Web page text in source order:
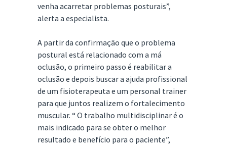
venha acarretar problemas posturais”,
alerta a especialista.
A partir da confirmação que o problema
postural está relacionado com a má
oclusão, o primeiro passo é reabilitar a
oclusão e depois buscar a ajuda profissional
de um fisioterapeuta e um personal trainer
para que juntos realizem o fortalecimento
muscular. “ O trabalho multidisciplinar é o
mais indicado para se obter o melhor
resultado e benefício para o paciente”,